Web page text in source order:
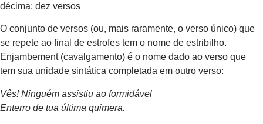
décima: dez versos
O conjunto de versos (ou, mais raramente, o verso único) que
se repete ao final de estrofes tem o nome de estribilho.
Enjambement (cavalgamento) é o nome dado ao verso que
tem sua unidade sintática completada em outro verso:
Vês! Ninguém assistiu ao formidável
Enterro de tua última quimera.